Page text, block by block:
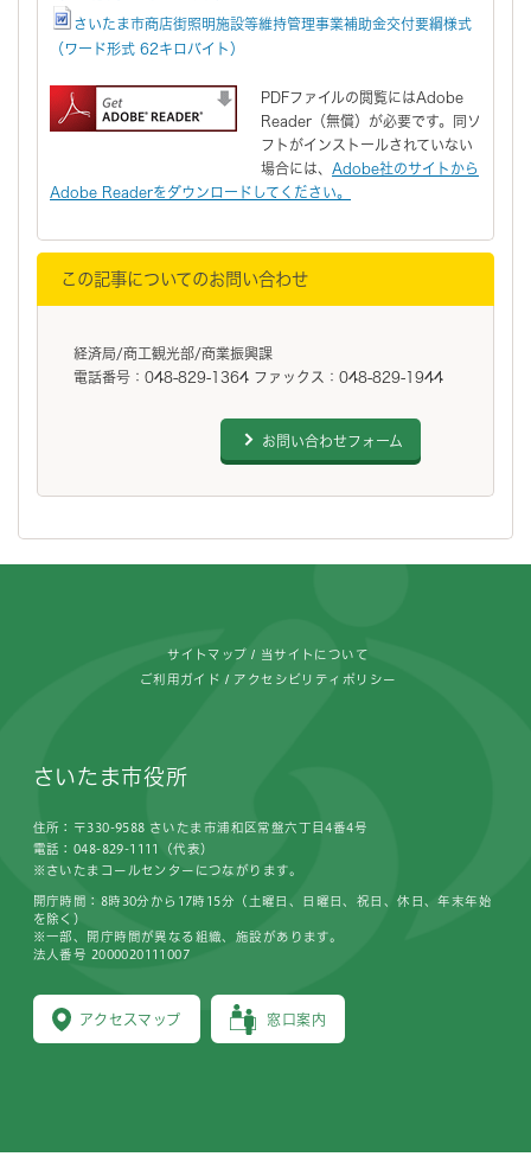
さいたま市商店街照明施設等維持管理事業補助金交付要綱様式
（ワード形式 62キロバイト）
PDFファイルの閲覧にはAdobe
Reader（無償）が必要です。同ソ
フトがインストールされていない
場合には、 Adobe社のサイトから
Adobe Readerをダウンロードしてください。
この記事についてのお問い合わせ
経済局/商工観光部/商業振興課
電話番号：048-829-1364 ファックス：048-829-1944
お問い合わせフォーム
サイトマップ 当サイトについて
ご利用ガイド アクセシビリティポリシー
さいたま市役所
住所：〒330-9588 さいたま市浦和区常盤六丁目4番4号
電話：048-829-1111（代表）
※さいたまコールセンターにつながります。
アクセスマップ 窓口案内
開庁時間：8時30分から17時15分（土曜日、日曜日、祝日、休日、年末年始
を除く）
※一部、開庁時間が異なる組織、施設があります。
法人番号 2000020111007